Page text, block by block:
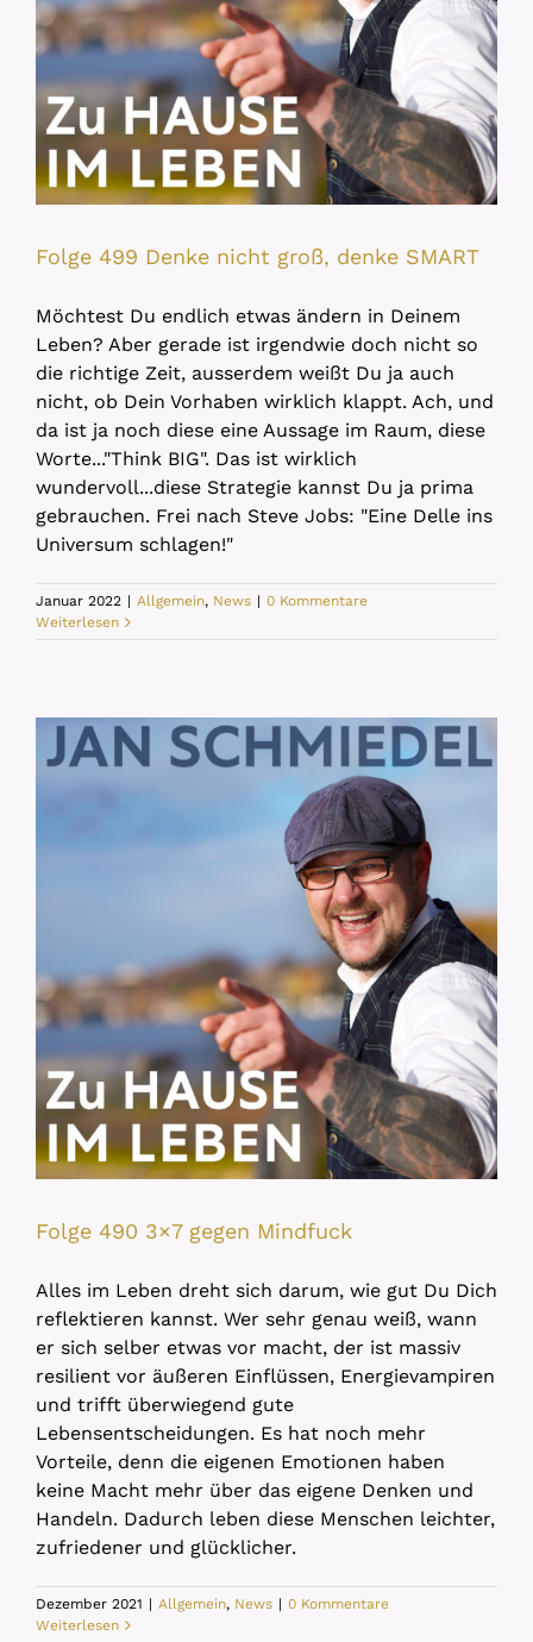
Folge 499 Denke nicht groß, denke SMART
Möchtest Du endlich etwas ändern in Deinem
Leben? Aber gerade ist irgendwie doch nicht so
die richtige Zeit, ausserdem weißt Du ja auch
nicht, ob Dein Vorhaben wirklich klappt. Ach, und
da ist ja noch diese eine Aussage im Raum, diese
Worte..."Think BIG". Das ist wirklich
wundervoll...diese Strategie kannst Du ja prima
gebrauchen. Frei nach Steve Jobs: "Eine Delle ins
Universum schlagen!"
Januar 2022 | Allgemein, News | 0 Kommentare
Weiterlesen
Folge 490 3×7 gegen Mindfuck
Alles im Leben dreht sich darum, wie gut Du Dich
reflektieren kannst. Wer sehr genau weiß, wann
er sich selber etwas vor macht, der ist massiv
resilient vor äußeren Einflüssen, Energievampiren
und trifft überwiegend gute
Lebensentscheidungen. Es hat noch mehr
Vorteile, denn die eigenen Emotionen haben
keine Macht mehr über das eigene Denken und
Handeln. Dadurch leben diese Menschen leichter,
zufriedener und glücklicher.
Dezember 2021 | Allgemein, News | 0 Kommentare
Weiterlesen